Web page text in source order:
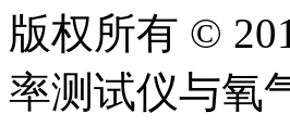
版权所有 ©
率测试仪与氧